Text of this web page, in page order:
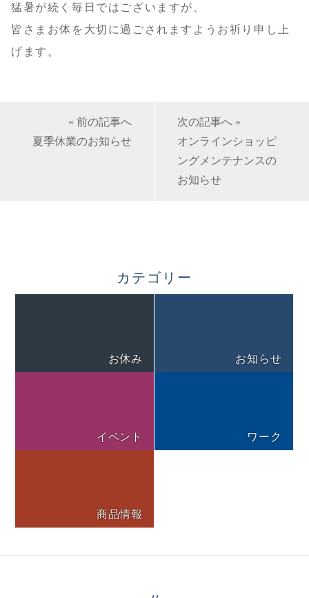
猛暑が続く毎日ではございますが、
皆さまお体を大切に過ごされますようお祈り申し上
げます。
« 前の記事へ
夏季休業のお知らせ
次の記事へ »
オンラインショッピ
ングメンテナンスの
お知らせ
カテゴリー
お休み お知らせ
イベント ワーク
商品情報